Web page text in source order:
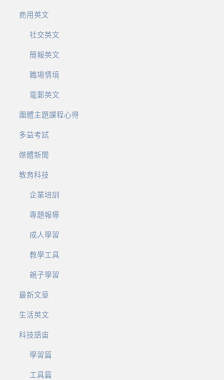
商用英文
社交英文
簡報英文
職場情境
電郵英文
團體主題課程心得
多益考試
媒體新聞
教育科技
企業培訓
專題報導
成人學習
教學工具
親子學習
最新文章
生活英文
科技語宙
學習篇
工具篇